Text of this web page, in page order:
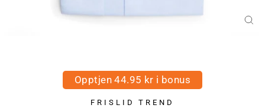
Opptjen 44.95 kr i bonus
FRISLID TREND